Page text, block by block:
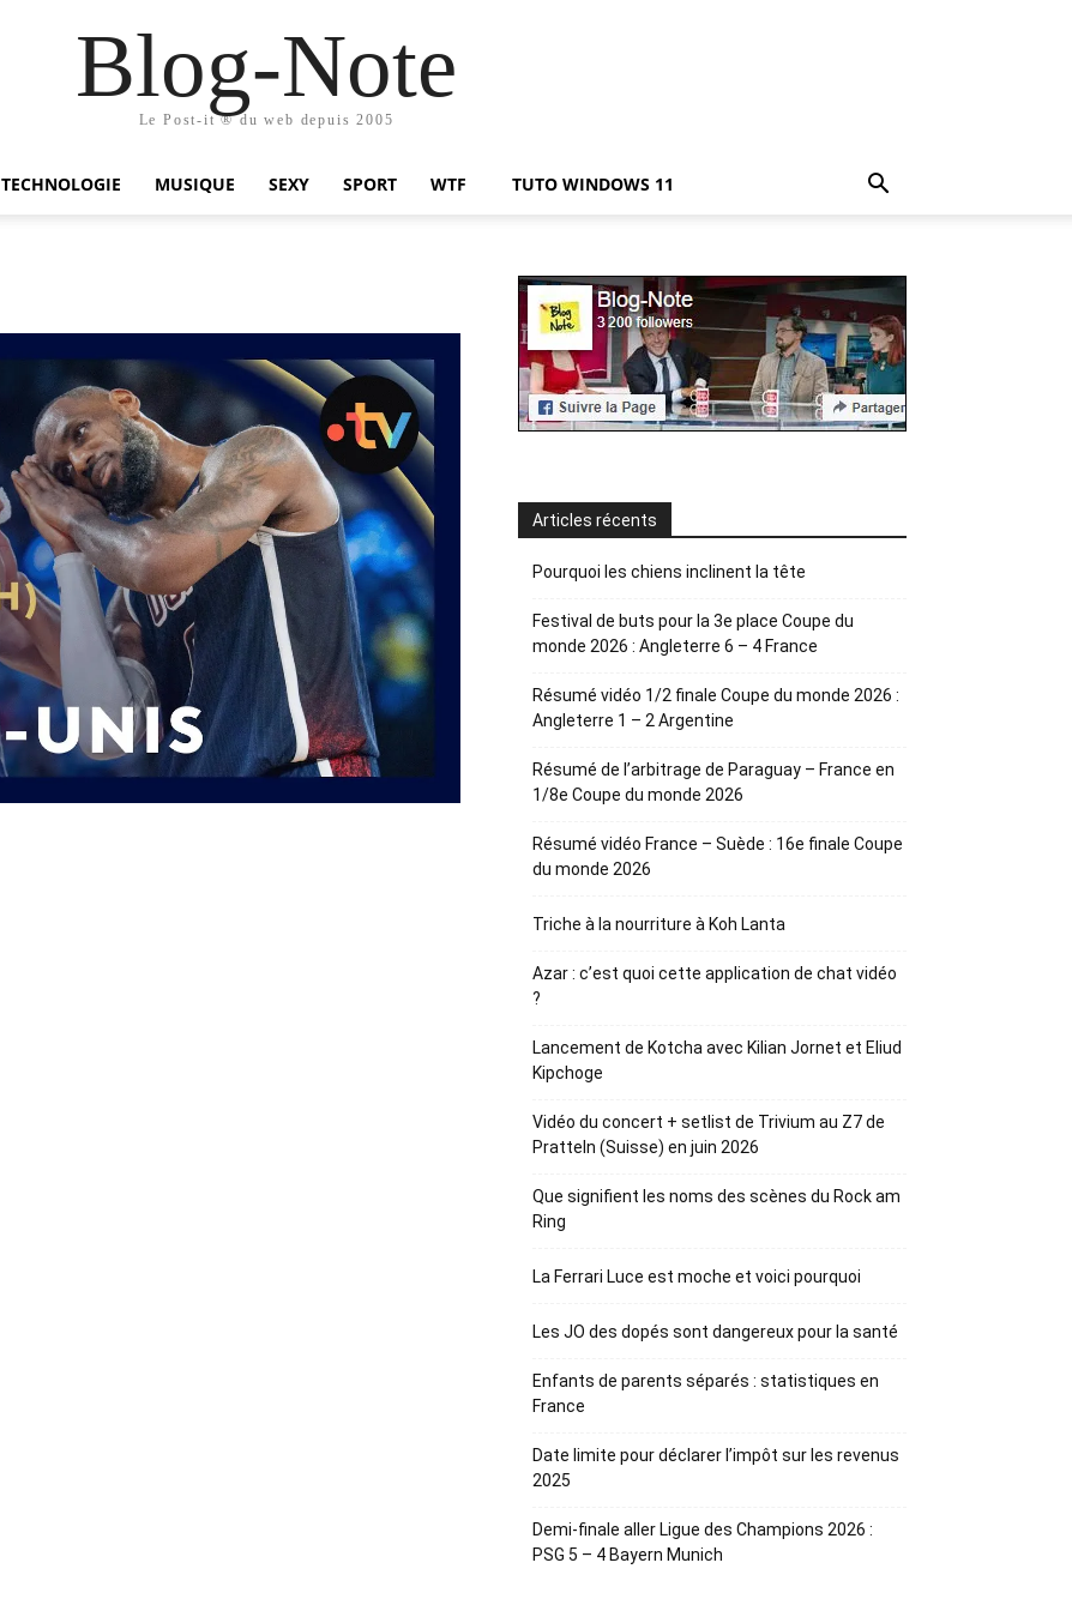
Blog-Note
Le Post-it ® du web depuis 2005
TECHNOLOGIE MUSIQUE SEXY SPORT WTF TUTO WINDOWS 11
Articles récents
Pourquoi les chiens inclinent la tête
Festival de buts pour la 3e place Coupe du
monde 2026 : Angleterre 6 – 4 France
Résumé vidéo 1/2 finale Coupe du monde 2026 :
Angleterre 1 – 2 Argentine
Résumé de l’arbitrage de Paraguay – France en
1/8e Coupe du monde 2026
Résumé vidéo France – Suède : 16e finale Coupe
du monde 2026
Triche à la nourriture à Koh Lanta
Azar : c’est quoi cette application de chat vidéo
?
Lancement de Kotcha avec Kilian Jornet et Eliud
Kipchoge
Vidéo du concert + setlist de Trivium au Z7 de
Pratteln (Suisse) en juin 2026
Que signifient les noms des scènes du Rock am
Ring
La Ferrari Luce est moche et voici pourquoi
Les JO des dopés sont dangereux pour la santé
Enfants de parents séparés : statistiques en
France
Date limite pour déclarer l’impôt sur les revenus
2025
Demi-finale aller Ligue des Champions 2026 :
PSG 5 – 4 Bayern Munich